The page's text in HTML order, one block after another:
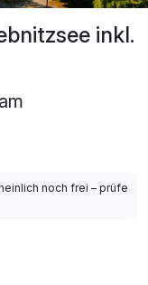
inkl.
noch frei – prüfe